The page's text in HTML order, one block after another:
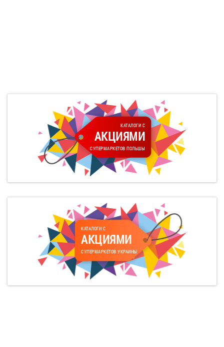
КАТАЛОГИ С
АКЦИЯМИ
СУПЕРМАРКЕТОВ ПОЛЬШЫ
КАТАЛОГИ С
АКЦИЯМИ
СУПЕРМАРКЕТОВ УКРАИНЫ